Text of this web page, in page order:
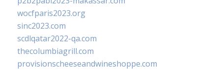
wocfparis2023.org
sinc2023.com
scdlqatar2022-qa.com
thecolumbiagrill.com
provisionscheeseandwineshoppe.com